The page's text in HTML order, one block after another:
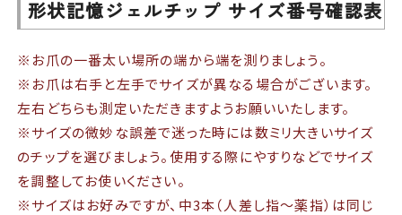
形状記憶ジェルチップ サイズ番号確認表
※お爪の一番太い場所の端から端を測りましょう。
※お爪は右手と左手でサイズが異なる場合がございます。
左右どちらも測定いただきますようお願いいたします。
※サイズの微妙な誤差で迷った時には数ミリ大きいサイズ
のチップを選びましょう。使用する際にやすりなどでサイズ
を調整してお使いください。
※サイズはお好みですが、中3本（人差し指～薬指）は同じ